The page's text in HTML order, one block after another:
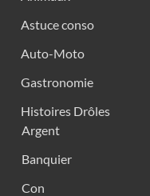
Astuce conso
Auto-Moto
Gastronomie
Histoires Drôles
Argent
Banquier
Con